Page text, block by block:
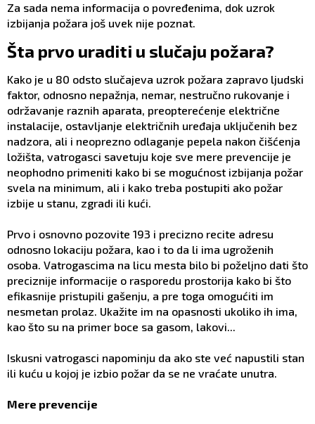
Za sada nema informacija o povređenima, dok uzrok
izbijanja požara još uvek nije poznat.
Šta prvo uraditi u slučaju požara?
Kako je u 80 odsto slučajeva uzrok požara zapravo ljudski
faktor, odnosno nepažnja, nemar, nestručno rukovanje i
održavanje raznih aparata, preopterećenje električne
instalacije, ostavljanje električnih uređaja uključenih bez
nadzora, ali i neoprezno odlaganje pepela nakon čišćenja
ložišta, vatrogasci savetuju koje sve mere prevencije je
neophodno primeniti kako bi se mogućnost izbijanja požar
svela na minimum, ali i kako treba postupiti ako požar
izbije u stanu, zgradi ili kući.
Prvo i osnovno pozovite 193 i precizno recite adresu
odnosno lokaciju požara, kao i to da li ima ugroženih
osoba. Vatrogascima na licu mesta bilo bi poželjno dati što
preciznije informacije o rasporedu prostorija kako bi što
efikasnije pristupili gašenju, a pre toga omogućiti im
nesmetan prolaz. Ukažite im na opasnosti ukoliko ih ima,
kao što su na primer boce sa gasom, lakovi...
Iskusni vatrogasci napominju da ako ste već napustili stan
ili kuću u kojoj je izbio požar da se ne vraćate unutra.
Mere prevencije